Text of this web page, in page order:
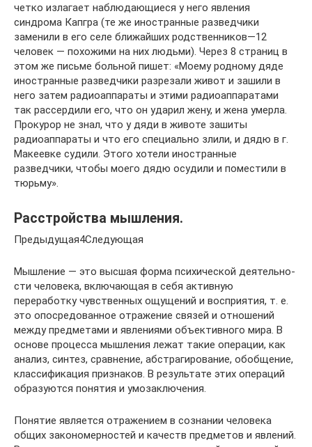
четко излагает наблюдающиеся у него явления
синдрома Капгра (те же иностранные разведчики
заменили в его селе ближайших родственников—12
человек — похожими на них людьми). Через 8 страниц в
этом же письме больной пишет: «Моему родному дяде
иностранные разведчики разрезали живот и зашили в
него затем радиоаппараты и этими радиоаппаратами
так рассердили его, что он ударил жену, и жена умерла.
Прокурор не знал, что у дяди в животе зашиты
радиоаппараты и что его специально злили, и дядю в г.
Макеевке судили. Этого хотели иностранные
разведчики, чтобы моего дядю осудили и поместили в
тюрьму».
Расстройства мышления.
Предыдущая4Следующая
Мышление — это высшая форма психической деятельно­
сти человека, включающая в себя активную
переработку чувствен­ных ощущений и восприятия, т. е.
это опосредованное отражение связей и отношений
между предметами и явлениями объективно­го мира. В
основе процесса мышления лежат такие операции, как
анализ, синтез, сравнение, абстрагирование, обобщение,
клас­сификация признаков. В результате этих операций
образуются по­нятия и умозаключения.
Понятие является отражением в сознании человека
общих закономерностей и качеств предметов и явлений.